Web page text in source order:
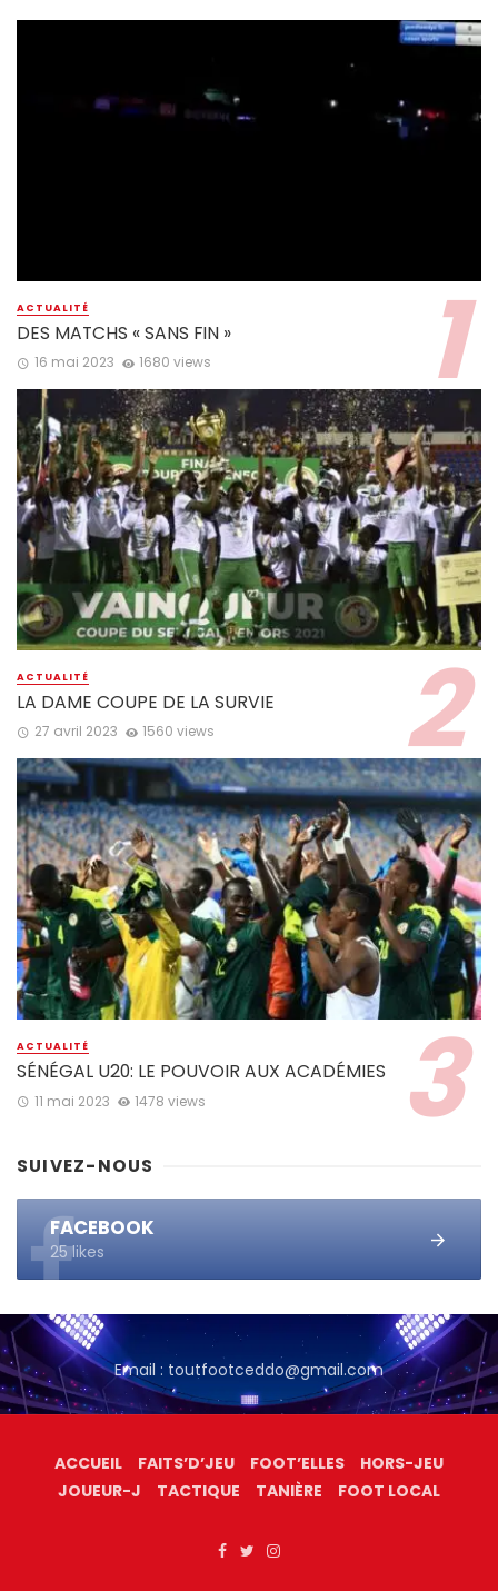
ACTUALITÉ
DES MATCHS « SANS FIN »
16 mai 2023 1680 views
ACTUALITÉ
LA DAME COUPE DE LA SURVIE
27 avril 2023 1560 views
ACTUALITÉ
SÉNÉGAL U20: LE POUVOIR AUX ACADÉMIES
11 mai 2023 1478 views
SUIVEZ-NOUS
FACEBOOK
25 likes
Email : toutfootceddo@gmail.com
ACCUEIL FAITS’D’JEU FOOT’ELLES
HORS-JEU
JOUEUR-J
TACTIQUE TANIÈRE FOOT LOCAL